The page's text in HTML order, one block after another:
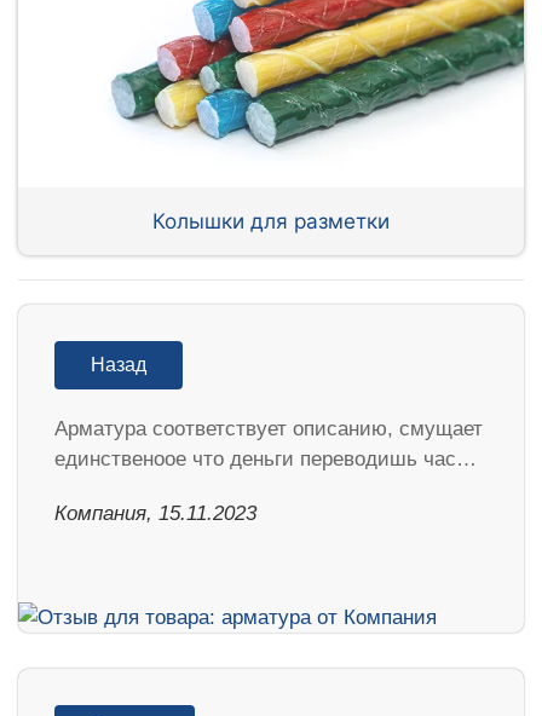
Колышки для разметки
Назад
Арматура соответствует описанию, смущает
единственоое что деньги переводишь час…
Компания, 15.11.2023